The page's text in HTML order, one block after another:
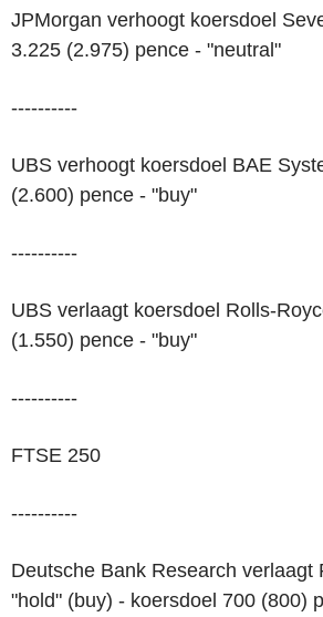
JPMorgan verhoogt koersdoel
3.225 (2.975) pence - "neutral"
----------
UBS verhoogt koersdoel BAE
(2.600) pence - "buy"
----------
UBS verlaagt koersdoel Rolls-
(1.550) pence - "buy"
----------
FTSE 250
----------
Deutsche Bank Research verlaagt
"hold" (buy) - koersdoel 700 (800)